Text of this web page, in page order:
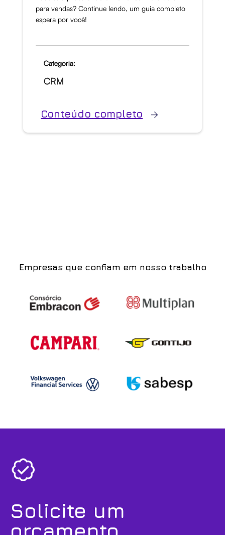
para vendas? Continue lendo, um guia completo
espera por você!
Categoria:
CRM
Conteúdo completo
Empresas que confiam em nosso trabalho
Solicite um